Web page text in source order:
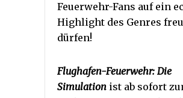
Feuerwehr-Fans auf ein
Highlight des Genres
dürfen!
Flughafen-Feuerwehr: Die
Simulation ist ab sofort